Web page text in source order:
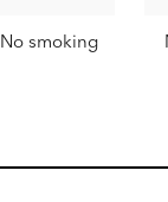
No smoking